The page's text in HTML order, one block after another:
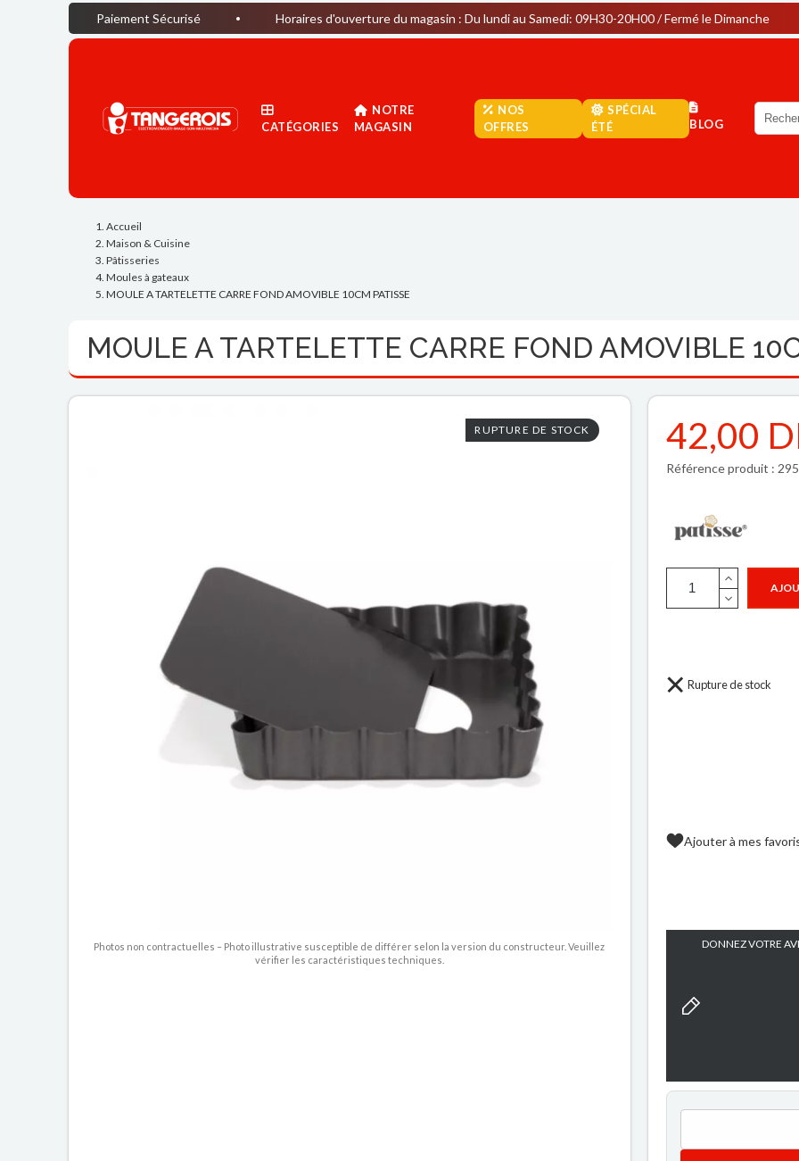
Paiement Sécurisé Horaires d'ouverture du magasin : Du lundi au Samedi: 09H30-20H00 / Fermé le Dimanche
CATÉGORIES
NOTRE
MAGASIN
NOS
OFFRES
SPÉCIAL
ÉTÉ
BLOG
Accueil
Maison & Cuisine
Pâtisseries
Moules à gateaux
MOULE A TARTELETTE CARRE FOND AMOVIBLE 10CM PATISSE
MOULE A TARTELETTE CARRE FOND AMOVIBLE
RUPTURE DE STOCK
Photos non contractuelles – Photo illustrative susceptible de différer selon la version du constructeur. Veuillez
vérifier les caractéristiques techniques.
42,00
Référence produit :
Rupture de stock
Ajouter à mes
DONNEZ VOTRE